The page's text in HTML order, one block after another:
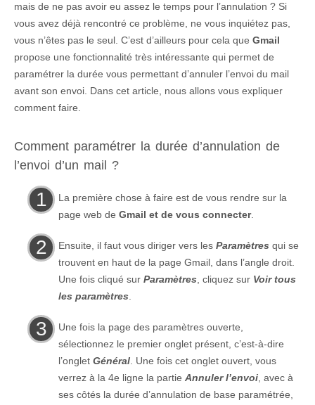
mais de ne pas avoir eu assez le temps pour l’annulation ? Si
vous avez déjà rencontré ce problème, ne vous inquiétez pas,
vous n’êtes pas le seul. C’est d’ailleurs pour cela que Gmail
propose une fonctionnalité très intéressante qui permet de
paramétrer la durée vous permettant d’annuler l’envoi du mail
avant son envoi. Dans cet article, nous allons vous expliquer
comment faire.
Comment paramétrer la durée d’annulation de
l’envoi d’un mail ?
La première chose à faire est de vous rendre sur la
page web de Gmail et de vous connecter.
Ensuite, il faut vous diriger vers les Paramètres qui se
trouvent en haut de la page Gmail, dans l’angle droit.
Une fois cliqué sur Paramètres , cliquez sur Voir tous
les paramètres
Une fois la page des paramètres ouverte,
sélectionnez le premier onglet présent, c’est-à-dire
l’onglet Général . Une fois cet onglet ouvert, vous
verrez à la 4e ligne la partie Annuler l’envoi , avec à
ses côtés la durée d’annulation de base paramétrée,